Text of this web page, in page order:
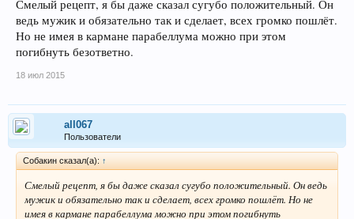
Смелый рецепт, я бы даже сказал сугубо положительный. Он
ведь мужик и обязательно так и сделает, всех громко пошлёт.
Но не имея в кармане парабеллума можно при этом
погибнуть безответно.
18 июл 2015
all067
Пользователи
Собакин сказал(а): ↑
Смелый рецепт, я бы даже сказал сугубо положительный. Он ведь
мужик и обязательно так и сделает, всех громко пошлёт. Но не
имея в кармане парабеллума можно при этом погибнуть